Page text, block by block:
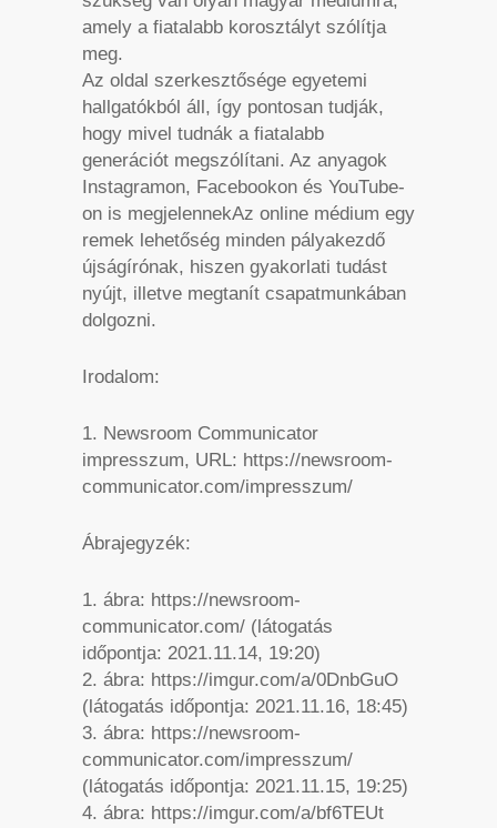
amely a fiatalabb korosztályt szólítja
meg.
Az oldal szerkesztősége egyetemi
hallgatókból áll, így pontosan tudják,
hogy mivel tudnák a fiatalabb
generációt megszólítani. Az anyagok
Instagramon, Facebookon és YouTube-
on is megjelennekAz online médium egy
remek lehetőség minden pályakezdő
újságírónak, hiszen gyakorlati tudást
nyújt, illetve megtanít csapatmunkában
dolgozni.
Irodalom:
1. Newsroom Communicator
impresszum, URL: https://newsroom-
communicator.com/impresszum/
Ábrajegyzék:
1. ábra: https://newsroom-
communicator.com/ (látogatás
időpontja: 2021.11.14, 19:20)
2. ábra: https://imgur.com/a/0DnbGuO
(látogatás időpontja: 2021.11.16, 18:45)
3. ábra: https://newsroom-
communicator.com/impresszum/
(látogatás időpontja: 2021.11.15, 19:25)
4. ábra: https://imgur.com/a/bf6TEUt